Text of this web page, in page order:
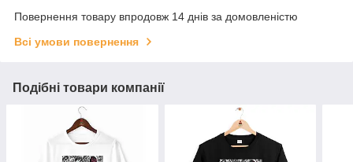
Повернення товару впродовж 14 днів за домовленістю
Всі умови повернення
Подібні товари компанії